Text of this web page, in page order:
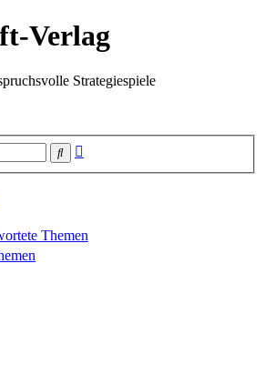
Verlag
Strategiespiele
Suche
Themen